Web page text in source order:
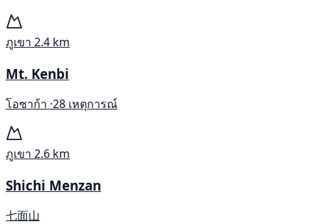
ภูเขา 2.4 km
Mt. Kenbi
โอซาก้า ·28 เหตุการณ์
ภูเขา 2.6 km
Shichi Menzan
七面山